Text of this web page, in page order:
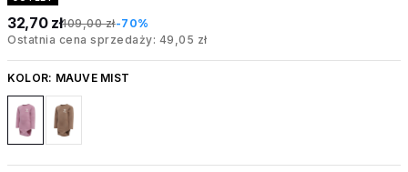
32,70 zł109,00 zł-70%
Ostatnia cena sprzedaży: 49,05 zł
KOLOR: MAUVE MIST